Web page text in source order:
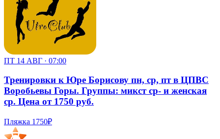
ПТ 14 АВГ · 07:00
Тренировки к Юре Борисову пн, ср, пт в ЦПВС
Воробьевы Горы. Группы: микст ср- и женская
ср. Цена от 1750 руб.
Пляжка 1750₽